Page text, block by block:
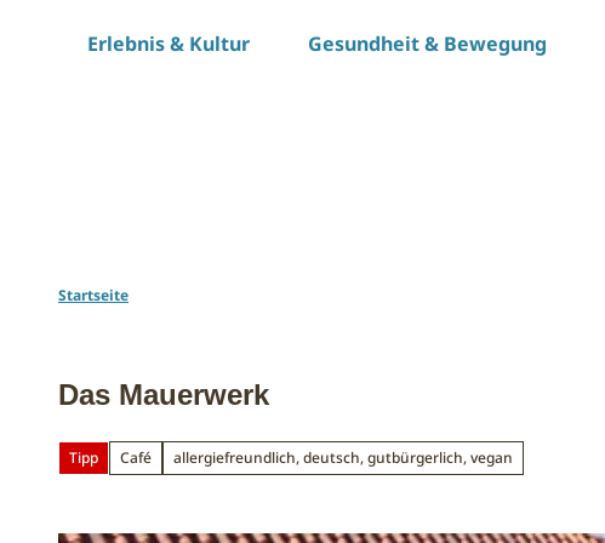
Erlebnis & Kultur Gesundheit & Bewegung
Startseite
Das Mauerwerk
Tipp Café allergiefreundlich, deutsch, gutbürgerlich, vegan